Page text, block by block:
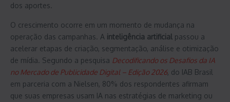
dos aportes.
O crescimento ocorre em um momento de mudança na
operação das campanhas. A inteligência artificial passou a
acelerar etapas de criação, segmentação, análise e otimização
de mídia. Segundo a pesquisa Decodificando os Desafios da IA
no Mercado de Publicidade Digital – Edição 2026, do IAB Brasil
em parceria com a Nielsen, 80% dos respondentes afirmam
que suas empresas usam IA nas estratégias de marketing ou